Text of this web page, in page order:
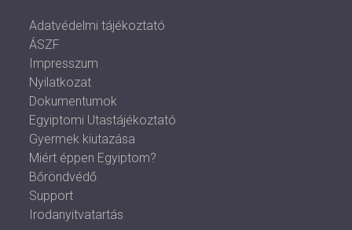
Adatvédelmi tájékoztató
ÁSZF
Impresszum
Nyilatkozat
Dokumentumok
Egyiptomi Utastájékoztató
Gyermek kiutazása
Miért éppen Egyiptom?
Bőröndvédő
Support
Irodanyitvatartás